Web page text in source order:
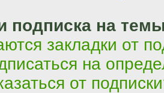
подписка на
закладки от
на
от